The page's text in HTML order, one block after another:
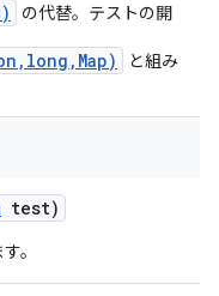
の代替。テストの開
と組み
test)
。